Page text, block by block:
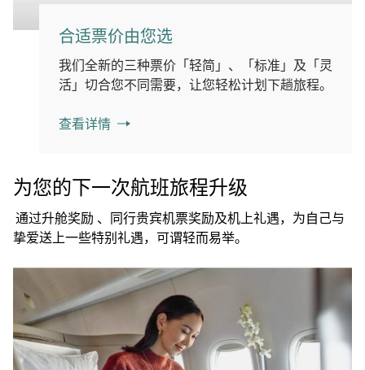
合适票价由您选
我们全新的三种票价「轻简」、「标准」及「灵
活」切合您不同需要，让您轻松计划下趟旅程。
查看详情
为您的下一次航班旅程升级
通过升舱奖励 、同行贵宾机票奖励及机上礼遇，为自己与
挚爱送上一些特别礼遇，可谓轻而易举。